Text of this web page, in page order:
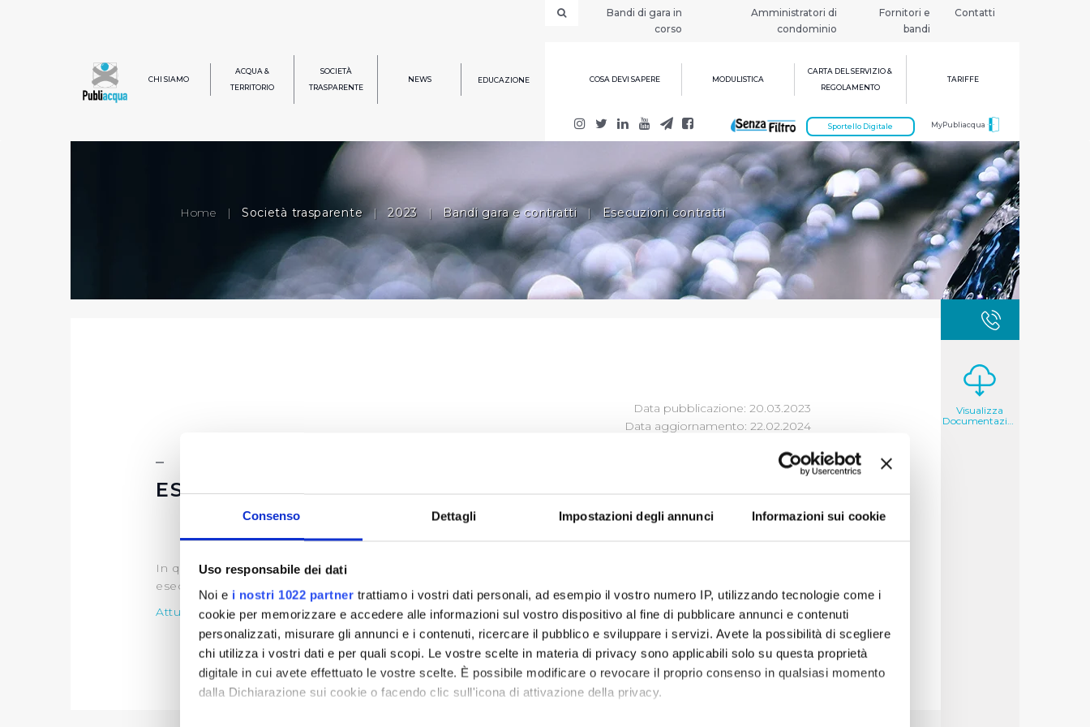
Consenso Dettagli Impostazioni degli annunci Informazioni sui cookie
Uso responsabile dei dati
Noi e i nostri 1022 partner trattiamo i vostri dati personali, ad esempio il vostro numero IP, utilizzando tecnologie come i
cookie per memorizzare e accedere alle informazioni sul vostro dispositivo al fine di pubblicare annunci e contenuti
personalizzati, misurare gli annunci e i contenuti, ricercare il pubblico e sviluppare i servizi. Avete la possibilità di scegliere
chi utilizza i vostri dati e per quali scopi. Le vostre scelte in materia di privacy sono applicabili solo su questa proprietà
digitale in cui avete effettuato le vostre scelte. È possibile modificare o revocare il proprio consenso in qualsiasi momento
dalla Dichiarazione sui cookie o facendo clic sull'icona di attivazione della privacy.
Bandi di gara in
corso
Amministratori di
condominio
Fornitori e
bandi
Contatti
CHI SIAMO
ACQUA &
TERRITORIO
SOCIETÀ
TRASPARENTE
NEWS EDUCAZIONE COSA DEVI SAPERE MODULISTICA
CARTA DEL SERVIZIO &
REGOLAMENTO
TARIFFE
MyPubliacqua
Sportello Digitale
Home | Società trasparente | 2023 | Bandi gara e contratti | Esecuzioni contratti
Data pubblicazione: 20.03.2023
Data aggiornamento: 22.02.2024
ESECUZIONI CONTRATTI
In questa sezione è possibile consultare la tabella
esecutiva dei contratti nel corso del 2023
Attuazione Misura PNRR
Visualizza
Documentazione